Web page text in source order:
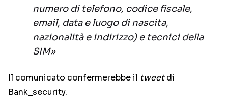
numero di telefono, codice fiscale,
email, data e luogo di nascita,
nazionalità e indirizzo) e tecnici della
SIM»
Il comunicato confermerebbe il tweetdi
Bank_security.